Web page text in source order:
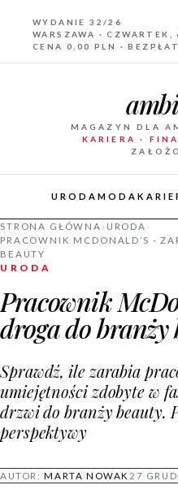
WYDANIE 32/26
WARSZAWA ·
CENA 0,00 PLN ·
MAGAZYN DLA
KARIERA ·
URODAMODA
STRONA GŁÓWNA › URODA ›
PRACOWNIK MCDONALD’S -
BEAUTY
URODA
Pracownik
droga do branży
Sprawdź, ile zarabia
umiejętności zdobyte w
drzwi do branży beauty.
perspektywy
AUTOR:MARTA NOWAK 27